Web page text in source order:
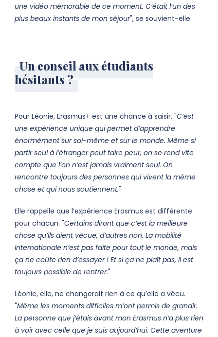
une vidéo mémorable de ce moment. C’était l’un des
plus beaux instants de mon séjour", se souvient-elle.
Un conseil aux étudiants
hésitants ?
Pour Léonie, Erasmus+ est une chance à saisir. "C’est
une expérience unique qui permet d’apprendre
énormément sur soi-même et sur le monde. Même si
partir seul à l’étranger peut faire peur, on se rend vite
compte que l’on n’est jamais vraiment seul. On
rencontre toujours des personnes qui vivent la même
chose et qui nous soutiennent."
Elle rappelle que l’expérience Erasmus est différente
pour chacun. "Certains diront que c’est la meilleure
chose qu’ils aient vécue, d’autres non. La mobilité
internationale n’est pas faite pour tout le monde, mais
ça ne coûte rien d’essayer ! Et si ça ne plaît pas, il est
toujours possible de rentrer."
Léonie, elle, ne changerait rien à ce qu’elle a vécu.
"Même les moments difficiles m’ont permis de grandir.
La personne que j’étais avant mon Erasmus n’a plus rien
à voir avec celle que je suis aujourd’hui. Cette aventure